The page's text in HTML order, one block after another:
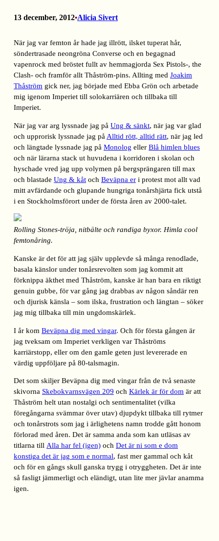
13 december, 2012•Alicia Sivert
När jag var femton år hade jag illrött, ilsket tuperat hår,
söndertrasade neongröna Converse och en begagnad
vapenrock med bröstet fullt av hemmagjorda Sex Pistols-, the
Clash- och framför allt Thåström-pins. Allting med Joakim
Thåström gick ner, jag började med Ebba Grön och arbetade
mig igenom Imperiet till solokarriären och tillbaka till
Imperiet.
När jag var arg lyssnade jag på Ung & sänkt, när jag var glad
och upprorisk lyssnade jag på Alltid rött, alltid rätt, när jag led
och längtade lyssnade jag på Monolog eller Blå himlen blues
och när lärarna stack ut huvudena i korridoren i skolan och
hyschade vred jag upp volymen på bergsprängaren till max
och blastade Ung & kåt och Beväpna er i protest mot allt vad
mitt avfärdande och glupande hungriga tonårshjärta fick utstå
i en Stockholmsförort under de första åren av 2000-talet.
Rolling Stones-tröja, nitbälte och randiga byxor. Himla cool
femtonåring.
Kanske är det för att jag själv upplevde så många renodlade,
basala känslor under tonårsrevolten som jag kommit att
förknippa äkthet med Thåström, kanske är han bara en riktigt
genuin gubbe, för var gång jag drabbas av någon såndär ren
och djurisk känsla – som ilska, frustration och längtan – söker
jag mig tillbaka till min ungdomskärlek.
I år kom Beväpna dig med vingar. Och för första gången är
jag tveksam om Imperiet verkligen var Thåströms
karriärstopp, eller om den gamle geten just levererade en
värdig uppföljare på 80-talsmagin.
Det som skiljer Beväpna dig med vingar från de två senaste
skivorna Skebokvarnsvägen 209 och Kärlek är för dom är att
Thåström helt utan nostalgi och sentimentalitet (vilka
föregångarna svämmar över utav) djupdykt tillbaka till rytmer
och tonårstrots som jag i ärlighetens namn trodde gått honom
förlorad med åren. Det är samma anda som kan utläsas av
titlarna till Alla har fel (igen) och Det är ni som e dom
konstiga det är jag som e normal, fast mer gammal och kåt
och för en gångs skull ganska trygg i otryggheten. Det är inte
så fasligt jämmerligt och eländigt, utan lite mer jävlar anamma
igen.